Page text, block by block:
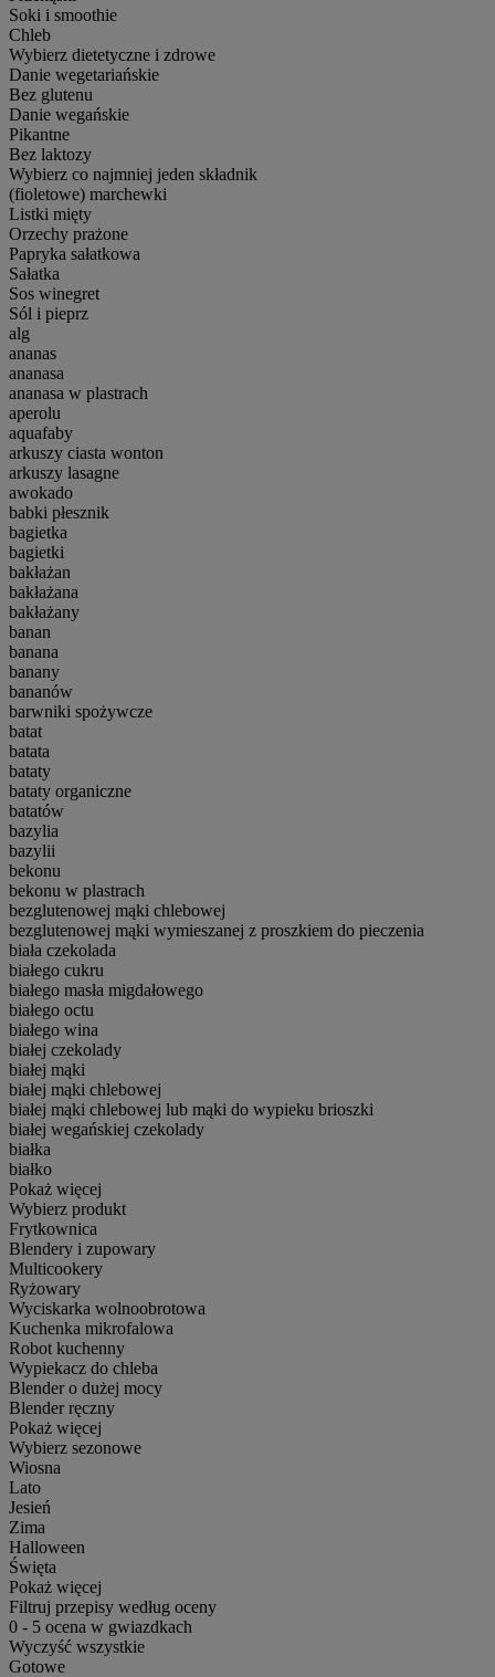
Soki i smoothie
Chleb
Wybierz dietetyczne i zdrowe
Danie wegetariańskie
Bez glutenu
Danie wegańskie
Pikantne
Bez laktozy
Wybierz co najmniej jeden składnik
(fioletowe) marchewki
Listki mięty
Orzechy prażone
Papryka sałatkowa
Sałatka
Sos winegret
Sól i pieprz
alg
ananas
ananasa
ananasa w plastrach
aperolu
aquafaby
arkuszy ciasta wonton
arkuszy lasagne
awokado
babki płesznik
bagietka
bagietki
bakłażan
bakłażana
bakłażany
banan
banana
banany
bananów
barwniki spożywcze
batat
batata
bataty
bataty organiczne
batatów
bazylia
bazylii
bekonu
bekonu w plastrach
bezglutenowej mąki chlebowej
bezglutenowej mąki wymieszanej z proszkiem do pieczenia
biała czekolada
białego cukru
białego masła migdałowego
białego octu
białego wina
białej czekolady
białej mąki
białej mąki chlebowej
białej mąki chlebowej lub mąki do wypieku brioszki
białej wegańskiej czekolady
białka
białko
Pokaż więcej
Wybierz produkt
Frytkownica
Blendery i zupowary
Multicookery
Ryżowary
Wyciskarka wolnoobrotowa
Kuchenka mikrofalowa
Robot kuchenny
Wypiekacz do chleba
Blender o dużej mocy
Blender ręczny
Pokaż więcej
Wybierz sezonowe
Wiosna
Lato
Jesień
Zima
Halloween
Święta
Pokaż więcej
Filtruj przepisy według oceny
0 - 5 ocena w gwiazdkach
Wyczyść wszystkie
Gotowe